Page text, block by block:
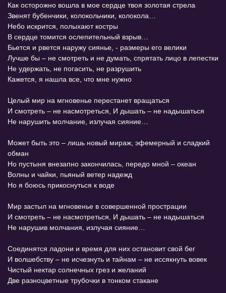
Как осторожно вошла в мое сердце твоя золотая стрела
Звенят бубенчики, колокольчики, колокола…
Небо искрится, полыхают костры
В сердце томится ослепительный взрыв…
Бьется и рвется наружу сиянье, - размеры его велики
Лучше бы – не смотреть и не думать, спрятать лицо в лепестки
Не удержать, не погасить, не разрушить
Кажется, я нашла все, что мне нужно
Целый мир на мгновенье перестанет вращаться
И смотреть – не насмотреться, И дышать – не надышаться
Не нарушить молчание, излучая сияние…
Может быть это – лишь новый мираж, эфемерный и сладкий
обман
Но пустыня внезапно закончилась, передо мной – океан
Волны и чайки, пьяный ветер надежд
Но я боюсь прикоснуться к воде
Мир застыл на мгновенье в совершенной прострации
И смотреть – не насмотреться, И дышать – не надышаться
Не нарушив молчания, излучая сияние…
Соединятся ладони и время для них остановит свой бег
И волшебству – не исчезнуть и тайнам – не иссякнуть вовек
Чистый нектар солнечных грез и желаний
Две разноцветные трубочки в тонком стакане